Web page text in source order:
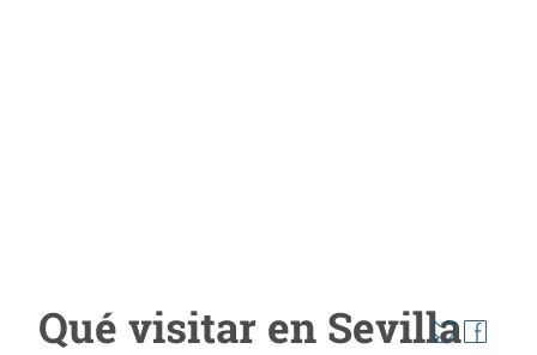
Qué visitar en Sevilla